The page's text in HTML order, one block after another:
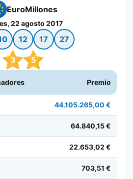
EuroMillones
22 agosto 2017
12 17 27
3 5
Premio
44.105.265,00 €
64.840,15 €
22.653,02 €
703,51 €